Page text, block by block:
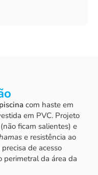
com haste em
em PVC. Projeto
ficam salientes) e
e resistência ao
de acesso
perimetral da área da